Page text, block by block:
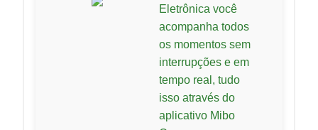
Eletrônica você
acompanha todos
os momentos sem
interrupções e em
tempo real, tudo
isso através do
aplicativo Mibo